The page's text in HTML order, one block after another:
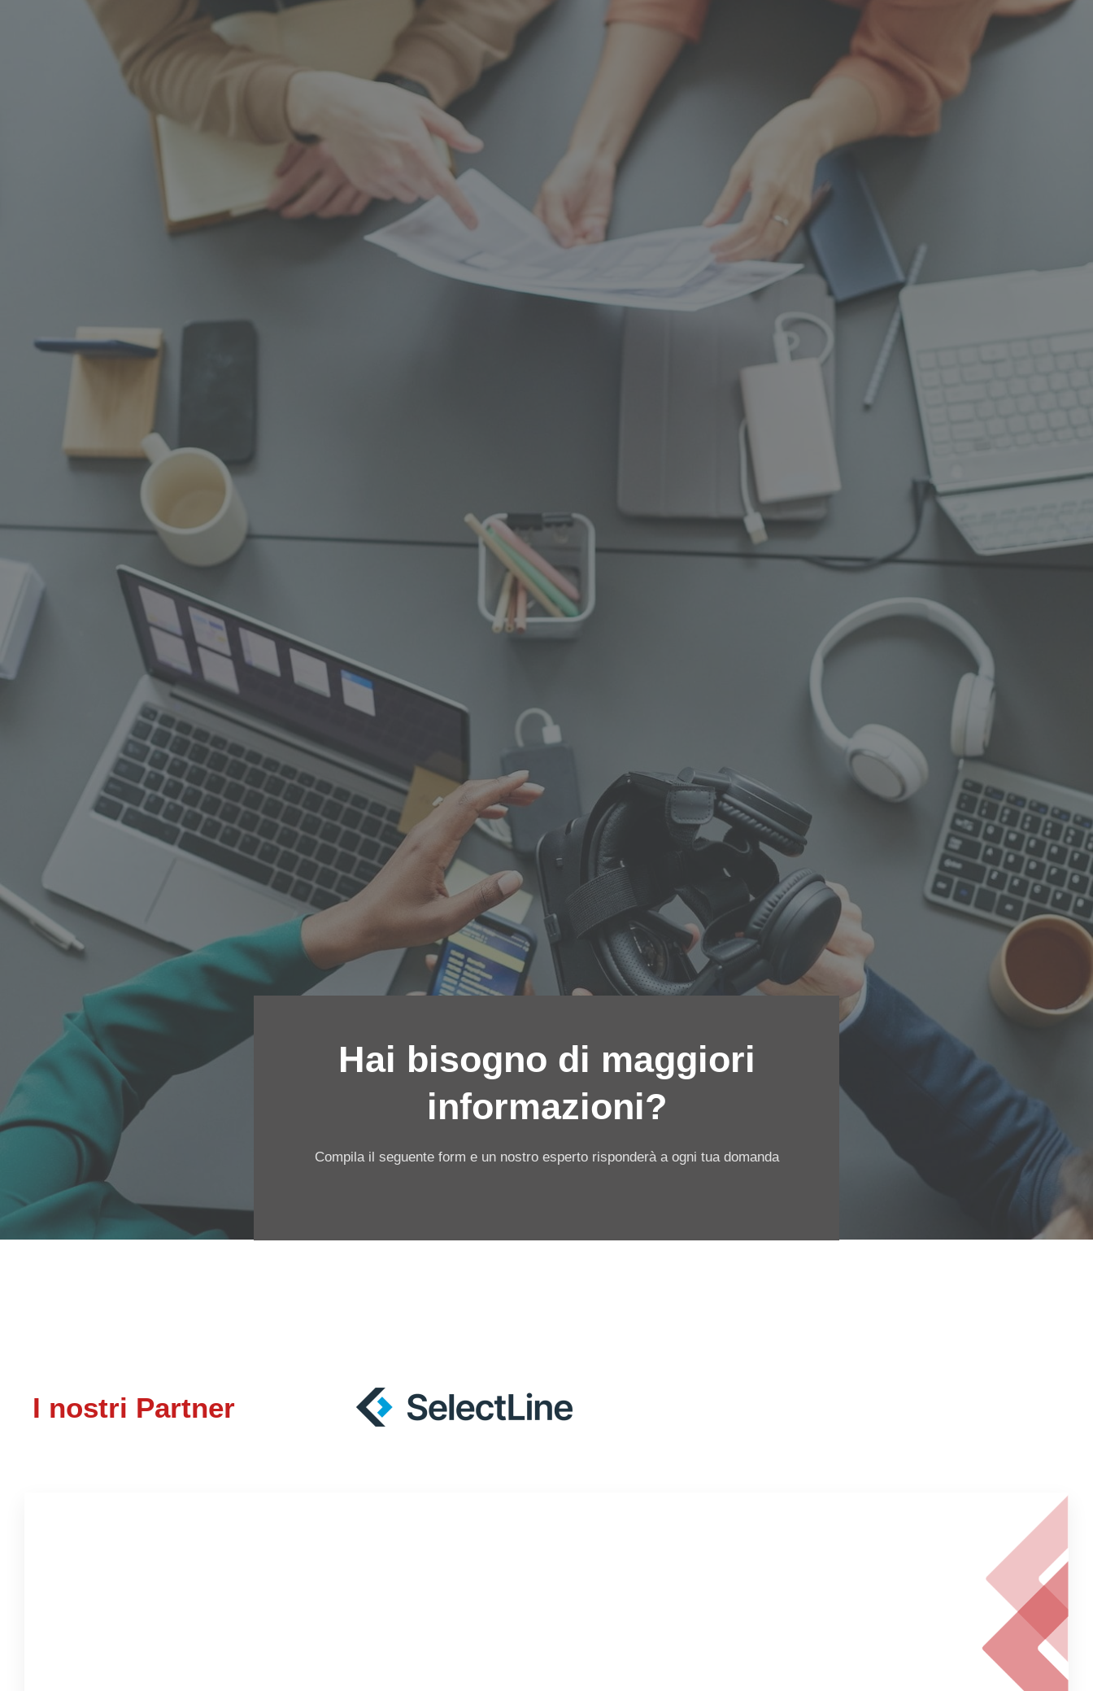
Hai bisogno di maggiori
informazioni?
Compila il seguente form e un nostro esperto risponderà a ogni tua domanda
I nostri Partner